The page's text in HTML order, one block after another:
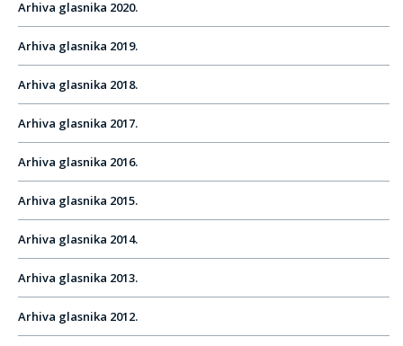
Arhiva glasnika 2020.
Arhiva glasnika 2019.
Arhiva glasnika 2018.
Arhiva glasnika 2017.
Arhiva glasnika 2016.
Arhiva glasnika 2015.
Arhiva glasnika 2014.
Arhiva glasnika 2013.
Arhiva glasnika 2012.